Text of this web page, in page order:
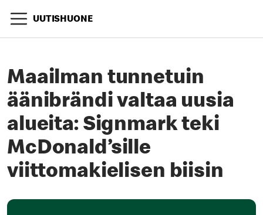
UUTISHUONE
Maailman tunnetuin
äänibrändi valtaa uusia
alueita: Signmark teki
McDonald’sille
viittomakielisen biisin